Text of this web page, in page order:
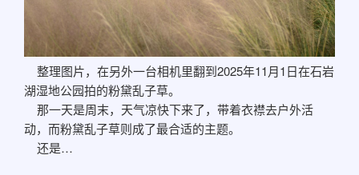
整理图片，在另外一台相机里翻到2025年11月1日在石岩
湖湿地公园拍的粉黛乱子草。
那一天是周末，天气凉快下来了，带着衣襟去户外活
动，而粉黛乱子草则成了最合适的主题。
还是…